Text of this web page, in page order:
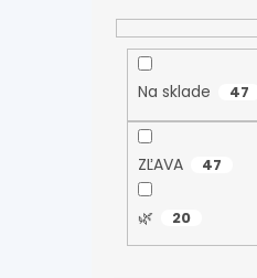
Na sklade 47
ZĽAVA 47
🌿 20